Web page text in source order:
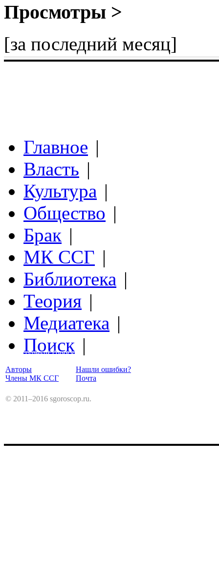
Просмотры >
[за последний месяц]
Главное |
Власть |
Культура |
Общество |
Брак |
МК ССГ |
Библиотека |
Теория |
Медиатека |
Поиск |
Структурный Гороскоп
Авторы
Члены МК ССГ
Нашли ошибки?
Почта
© 2011–2016 sgoroscop.ru.